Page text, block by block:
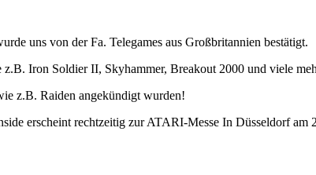
uns von der Fa. Telegames aus Großbritannien bestätigt.
Iron Soldier II, Skyhammer, Breakout 2000 und viele
z.B. Raiden angekündigt wurden!
erscheint rechtzeitig zur ATARI-Messe In Düsseldorf am